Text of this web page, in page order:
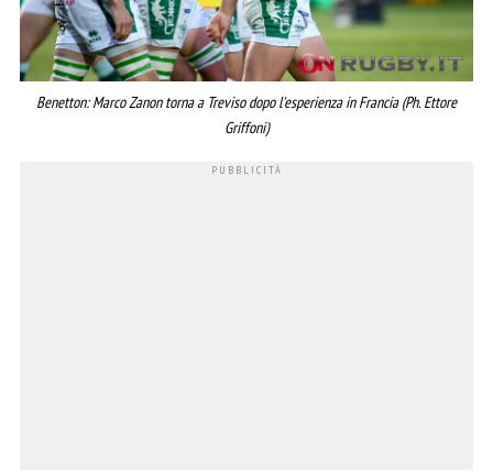
Benetton: Marco Zanon torna a Treviso dopo l'esperienza in Francia (Ph. Ettore
Griffoni)